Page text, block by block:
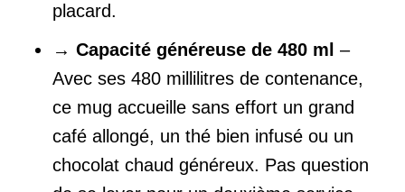
placard.
→ Capacité généreuse de 480 ml –
Avec ses 480 millilitres de contenance,
ce mug accueille sans effort un grand
café allongé, un thé bien infusé ou un
chocolat chaud généreux. Pas question